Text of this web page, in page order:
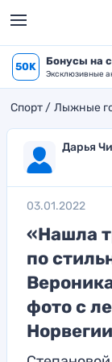
50K Бонусы на
Эксклюзивные
Спорт Лыжные
Дарья
03.01.2022
«Нашла
по
фото с
Норвегии